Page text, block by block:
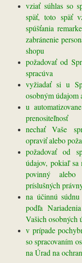
vziať súhlas so
späť, toto späť
spúšťania
zabránenie
shopu
požadovať od
spracúva
vyžiadať si u
osobným údajom
u
prenositeľnosť
nechať Vaše
opraviť alebo
požadovať od
údajov, pokiaľ sa
povinný alebo
príslušných
na účinnú
podľa
Vašich osobných
v prípade
so spracovaním
na Úrad na